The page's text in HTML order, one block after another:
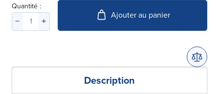
Quantité :
Ajouter au panier
Description